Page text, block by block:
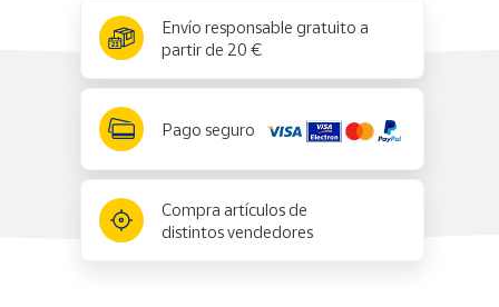
Envío responsable gratuito a
partir de 20 €
Pago seguro
Compra artículos de
distintos vendedores